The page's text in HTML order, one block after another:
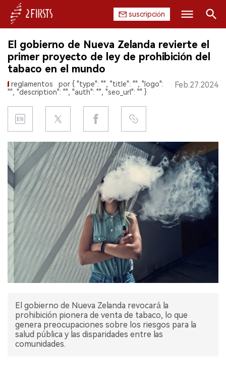
suscripción
INICIO
EMPRESA
REGULACIÓN
CHINA
DATOS
EXPOSICIÓN
ENTREVISTA
Buscar
El gobierno de Nueva Zelanda revierte el
primer proyecto de ley de prohibición del
tabaco en el mundo
reglamentos
por { "type": "", "title": "", "logo":
"", "description": "", "auth": "", "seo_url": "" }
Feb.27.2024
El gobierno de Nueva Zelanda revocará la
prohibición pionera de venta de tabaco, lo que
genera preocupaciones sobre los riesgos para la
salud pública y las disparidades entre las
comunidades.